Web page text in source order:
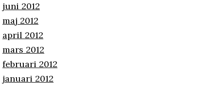
juni 2012
maj 2012
april 2012
mars 2012
februari 2012
januari 2012